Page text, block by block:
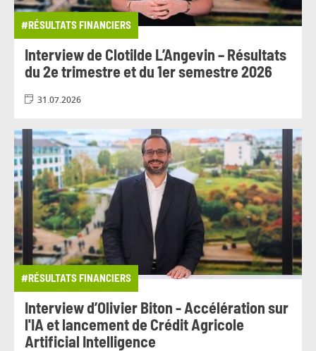
#RÉSULTATS FINANCIERS
Interview de Clotilde L’Angevin – Résultats
du 2e trimestre et du 1er semestre 2026
31.07.2026
#RÉSULTATS FINANCIERS
Interview d’Olivier Biton - Accélération sur
l'IA et lancement de Crédit Agricole
Artificial Intelligence